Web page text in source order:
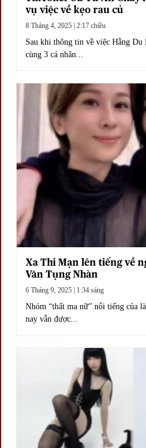
vụ việc về kẹo rau củ
8 Tháng 4, 2025 | 2:17 chiều
Sau khi thông tin về việc Hằng
cùng 3 cá nhân...
Xa Thi Mạn lên tiếng về
Văn Tụng Nhàn
6 Tháng 9, 2025 | 1:34 sáng
Nhóm “thất ma nữ” nổi tiếng của
nay vẫn được...